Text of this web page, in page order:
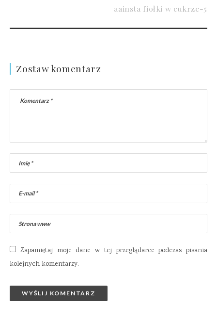
aainsta fiołki w cukrze-5
Zostaw komentarz
Zapamiętaj moje dane w tej przeglądarce podczas pisania
kolejnych komentarzy.